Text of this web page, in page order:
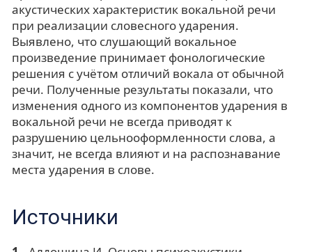
акустических характеристик вокальной речи
при реализации словесного ударения.
Выявлено, что слушающий вокальное
произведение принимает фонологические
решения с учётом отличий вокала от обычной
речи. Полученные результаты показали, что
изменения одного из компонентов ударения в
вокальной речи не всегда приводят к
разрушению цельнооформленности слова, а
значит, не всегда влияют и на распознавание
места ударения в слове.
Источники